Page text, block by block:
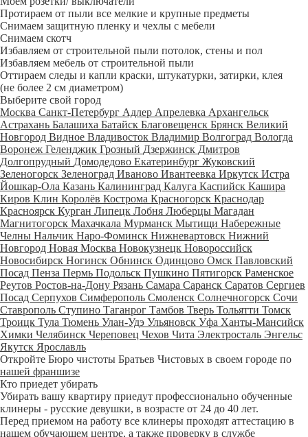
Протираем от пыли все мелкие и крупные предметы
Снимаем защитную пленку и чехлы с мебели
Снимаем скотч
Избавляем от строительной пыли потолок, стены и пол
Избавляем мебель от строительной пыли
Оттираем следы и капли краски, штукатурки, затирки, клея
(не более 2 см диаметром)
Выберите свой город
Москва Санкт-Петербург Адлер Апрелевка Архангельск
Астрахань Балашиха Батайск Благовещенск Брянск Великий
Новгород Видное Владивосток Владимир Волгоград Вологда
Воронеж Геленджик Грозный Дзержинск Дмитров
Долгопрудный Домодедово Екатеринбург Жуковский
Зеленогорск Зеленоград Иваново Ивантеевка Иркутск Истра
Йошкар-Ола Казань Калининград Калуга Каспийск Кашира
Киров Клин Королёв Кострома Красногорск Краснодар
Красноярск Курган Липецк Лобня Люберцы Магадан
Магнитогорск Махачкала Мурманск Мытищи Набережные
Челны Нальчик Наро-Фоминск Нижневартовск Нижний
Новгород Новая Москва Новокузнецк Новороссийск
Новосибирск Ногинск Обнинск Одинцово Омск Павловский
Посад Пенза Пермь Подольск Пушкино Пятигорск Раменское
Реутов Ростов-на-Дону Рязань Самара Саранск Саратов Сергиев
Посад Серпухов Симферополь Смоленск Солнечногорск Сочи
Ставрополь Ступино Таганрог Тамбов Тверь Тольятти Томск
Троицк Тула Тюмень Улан-Удэ Ульяновск Уфа Ханты-Мансийск
Химки Челябинск Череповец Чехов Чита Электросталь Энгельс
Якутск Ярославль
Откройте Бюро чистоты Братьев Чистовых в своем городе по
нашей франшизе
Кто приедет убирать
Убирать вашу квартиру приедут профессионально обученные
клинеры - русские девушки, в возрасте от 24 до 40 лет.
Перед приемом на работу все клинеры проходят аттестацию в
нашем обучающем центре, а также проверку в службе